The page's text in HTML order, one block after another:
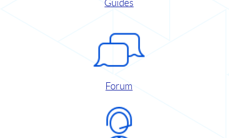
Guides
Forum